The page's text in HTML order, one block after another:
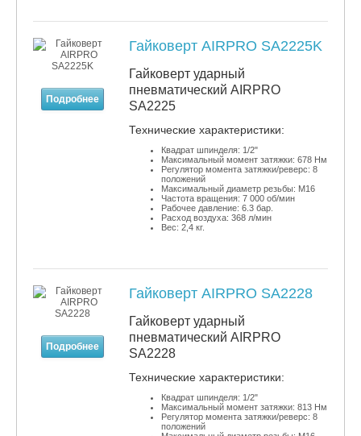
Подробнее
Гайковерт AIRPRO SA2225K
Гайковерт ударный
пневматический AIRPRO
SA2225
​Технические характеристики:
Квадрат шпинделя: 1/2"
Максимальный момент затяжки: 678 Нм
Регулятор момента затяжки/реверс: 8
положений
Максимальный диаметр резьбы: М16
Частота вращения: 7 000 об/мин
Рабочее давление: 6.3 бар.
Расход воздуха: 368 л/мин
Вес: 2,4 кг.
Подробнее
Гайковерт AIRPRO SA2228
Гайковерт ударный
пневматический AIRPRO
SA2228
​Технические характеристики:
Квадрат шпинделя: 1/2"
Максимальный момент затяжки: 813 Нм
Регулятор момента затяжки/реверс: 8
положений